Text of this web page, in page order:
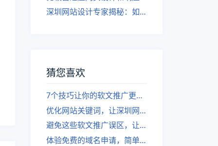
深圳网站设计专家揭秘：如何实现自适应网页设计
猜您喜欢
7个技巧让你的软文推广更上一层楼：深圳网站建设
优化网站关键词，让深圳网站建设更上一层楼。
避免这些软文推广误区，让你的网站建设更上一层楼-深圳网站建设。
体验免费的域名申请，简单易懂，零基础建站